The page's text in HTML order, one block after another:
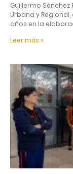
Guillermo
Urbana y
años en la
Leer más »